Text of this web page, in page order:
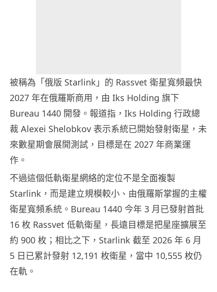
被稱為「俄版 Starlink」的 Rassvet 衛星寬頻最快
2027 年在俄羅斯商用，由 Iks Holding 旗下
Bureau 1440 開發。報道指，Iks Holding 行政總
裁 Alexei Shelobkov 表示系統已開始發射衛星，未
來數星期會展開測試，目標是在 2027 年商業運
作。
不過這個低軌衛星網絡的定位不是全面複製
Starlink，而是建立規模較小、由俄羅斯掌握的主權
衛星寬頻系統。Bureau 1440 今年 3 月已發射首批
16 枚 Rassvet 低軌衛星，長遠目標是把星座擴展至
約 900 枚；相比之下，Starlink 截至 2026 年 6 月
5 日已累計發射 12,191 枚衛星，當中 10,555 枚仍
在軌。